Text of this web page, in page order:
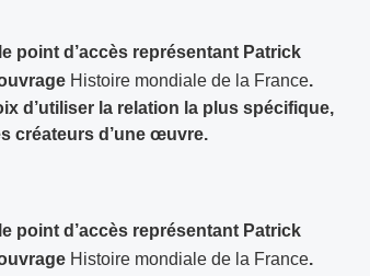
point d’accès représentant Patrick
Histoire mondiale de la France.
d’utiliser la relation la plus spécifique,
créateurs d’une œuvre.
point d’accès représentant Patrick
Histoire mondiale de la France.